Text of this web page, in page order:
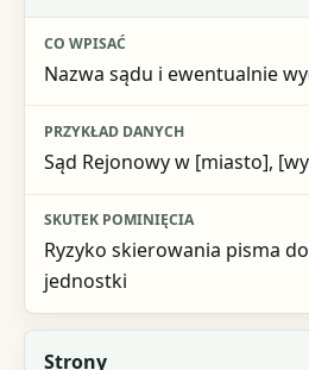
Co wpisać
Przykład danych
Nazwa sądu i ewentualnie
Sąd Rejonowy w [miasto],
Ryzyko skierowania pisma
jednostki
Strony